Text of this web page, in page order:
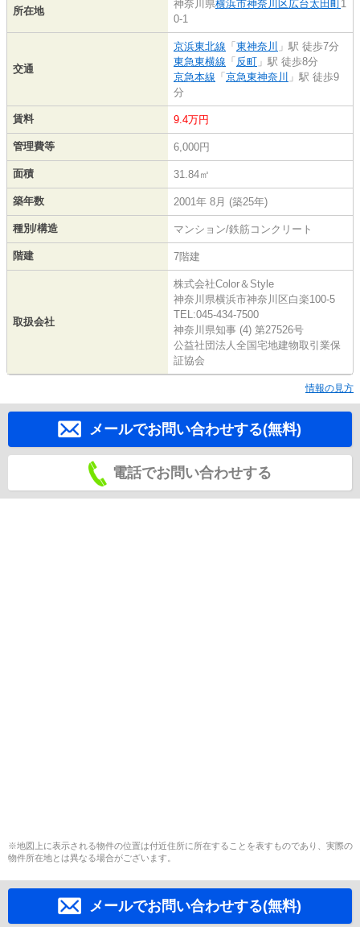
所在地
神奈川県横浜市神奈川区広台太田町1
0-1
交通
京浜東北線 「 東神奈川 」駅 徒歩7分
東急東横線 「 反町 」駅 徒歩8分
京急本線 「 京急東神奈川 」駅 徒歩9
分
賃料 9.4万円
管理費等 6,000円
面積 31.84㎡
築年数 2001年 8月 (築25年)
種別/構造 マンション/鉄筋コンクリート
階建 7階建
取扱会社
株式会社Color＆Style
神奈川県横浜市神奈川区白楽100-5
TEL:045-434-7500
神奈川県知事 (4) 第27526号
公益社団法人全国宅地建物取引業保
証協会
情報の見方
メールでお問い合わせする(無料)
電話でお問い合わせする
※地図上に表示される物件の位置は付近住所に所在することを表すものであり、実際の
物件所在地とは異なる場合がございます。
メールでお問い合わせする(無料)